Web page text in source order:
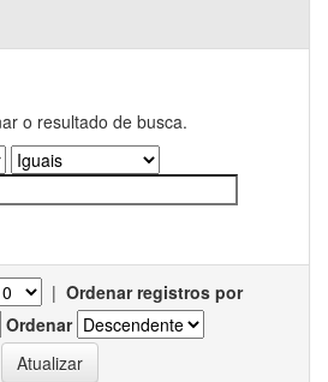
o resultado de busca.
| Ordenar registros por
Ordenar